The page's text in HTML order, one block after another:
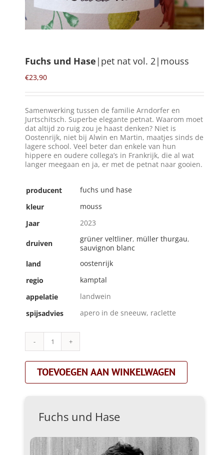
Mijn Account
naar:
NL
Fuchs und Hase |pet nat vol. 2|mouss
€23,90
Samenwerking tussen de familie Arndorfer en
Jurtschitsch. Superbe elegante petnat. Waarom moet
dat altijd zo ruig zou je haast denken? Niet is
Oostenrijk, niet bij Alwin en Martin, maatjes sinds de
lagere school. Veel beter dan enkele van hun
hippere en oudere collega’s in Frankrijk, die al wat
langer meegaan en ja, er met de petnat naar gooien.
producent
fuchs und hase
kleur
mouss
Jaar
2023
druiven grüner veltliner, müller thurgau,
sauvignon blanc
land
oostenrijk
regio
kamptal
appelatie
landwein
spijsadvies
apero in de sneeuw, raclette
Fuchs
und
Hase|pet
nat
vol.
TOEVOEGEN AAN WINKELWAGEN
Fuchs und Hase